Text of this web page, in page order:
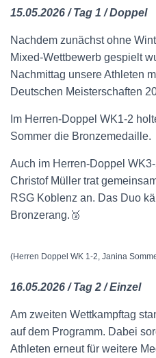
15.05.2026 / Tag 1 / Doppel
Nachdem zunächst ohne
Mixed-Wettbewerb gespielt
Nachmittag unsere Athleten
Deutschen Meisterschaften
Im Herren-Doppel WK1-2
Sommer die Bronzemedaille.
Auch im Herren-Doppel
Christof Müller trat
RSG Koblenz an. Das Duo
Bronzerang.🥉
(Herren Doppel WK 1-2, Janina
16.05.2026 / Tag 2 / Einzel
Am zweiten Wettkampftag
auf dem Programm. Dabei
Athleten erneut für weitere